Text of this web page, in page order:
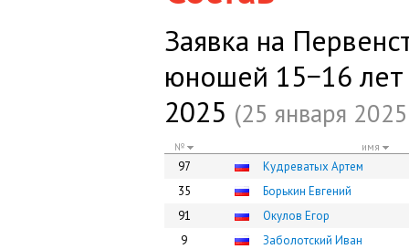
Заявка на
юношей 15−16
2025 (25 января
№ имя
97
Кудреватых Артем
35
Борькин Евгений
91
Окулов Егор
9
Заболотский Иван